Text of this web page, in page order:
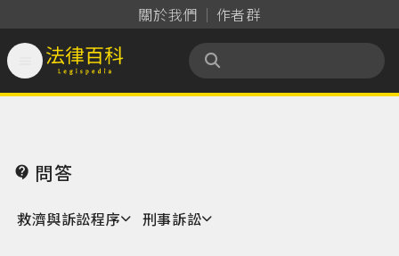
關於我們 作者群
法律百科 Legispedia
 問答
救濟與訴訟程序 刑事訴訟